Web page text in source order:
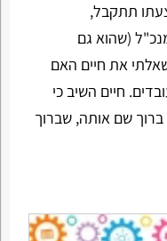
תתקבל,
(שהוא גם
את חיים האם
חיים השיב כי
ברוך שם אותה, שברוך